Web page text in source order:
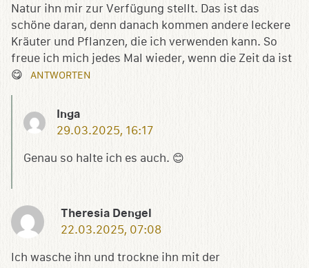
Natur ihn mir zur Verfügung stellt. Das ist das
schöne daran, denn danach kommen andere leckere
Kräuter und Pflanzen, die ich verwenden kann. So
freue ich mich jedes Mal wieder, wenn die Zeit da ist
😋
ANTWORTEN
Inga
29.03.2025, 16:17
Genau so halte ich es auch. 😊
Theresia Dengel
22.03.2025, 07:08
Ich wasche ihn und trockne ihn mit der